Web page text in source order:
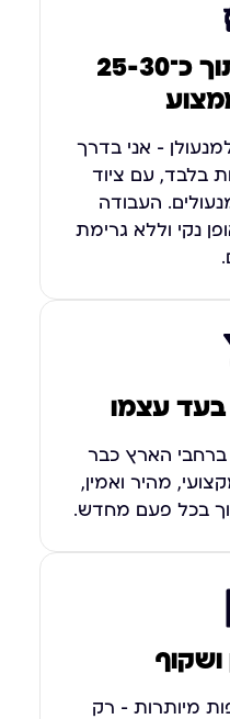
הגעה מהירה תוך כ־25-30
– אני בדרך
בלבד, עם ציוד
העבודה
נקי וללא גרימת
בעד עצמו
ברחבי הארץ כבר
מהיר ואמין,
בכל פעם מחדש.
ושקוף
מיותרות – רק